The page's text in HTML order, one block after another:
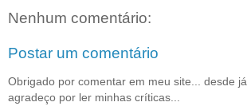
Nenhum comentário:
Postar um comentário
Obrigado por comentar em meu site... desde já
agradeço por ler minhas críticas...